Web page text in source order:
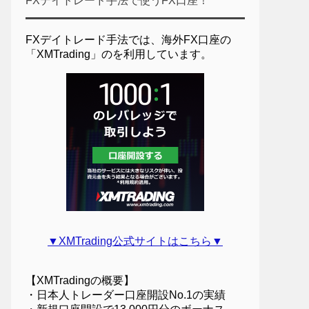
FXデイトレード手法では、海外FX口座の
「XMTrading」のを利用しています。
▼XMTrading公式サイトはこちら▼
【XMTradingの概要】
・日本人トレーダー口座開設No.1の実績